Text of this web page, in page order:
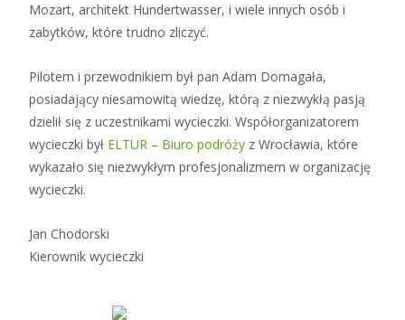
Mozart, architekt Hundertwasser, i wiele innych osób i
zabytków, które trudno zliczyć.
Pilotem i przewodnikiem był pan Adam Domagała,
posiadający niesamowitą wiedzę, którą z niezwykłą pasją
dzielił się z uczestnikami wycieczki. Współorganizatorem
wycieczki był ELTUR – Biuro podróży z Wrocławia, które
wykazało się niezwykłym profesjonalizmem w organizację
wycieczki.
Jan Chodorski
Kierownik wycieczki